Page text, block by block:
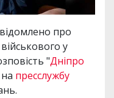
про
у
"Дніпро
пресслужбу